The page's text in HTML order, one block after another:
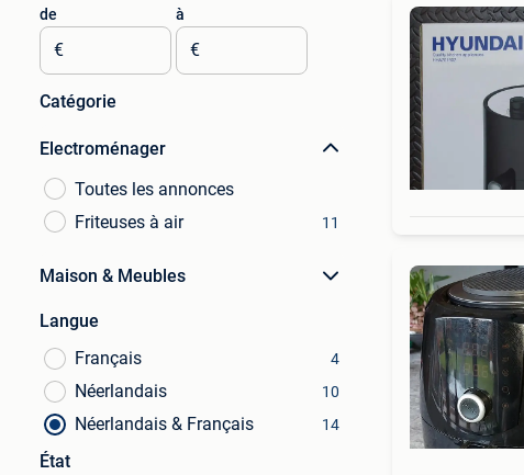
de
€
à
€
Catégorie
Electroménager
Toutes les annonces
Friteuses à air
11
Maison & Meubles
Langue
Français
4
Néerlandais 10
Néerlandais & Français 14
État